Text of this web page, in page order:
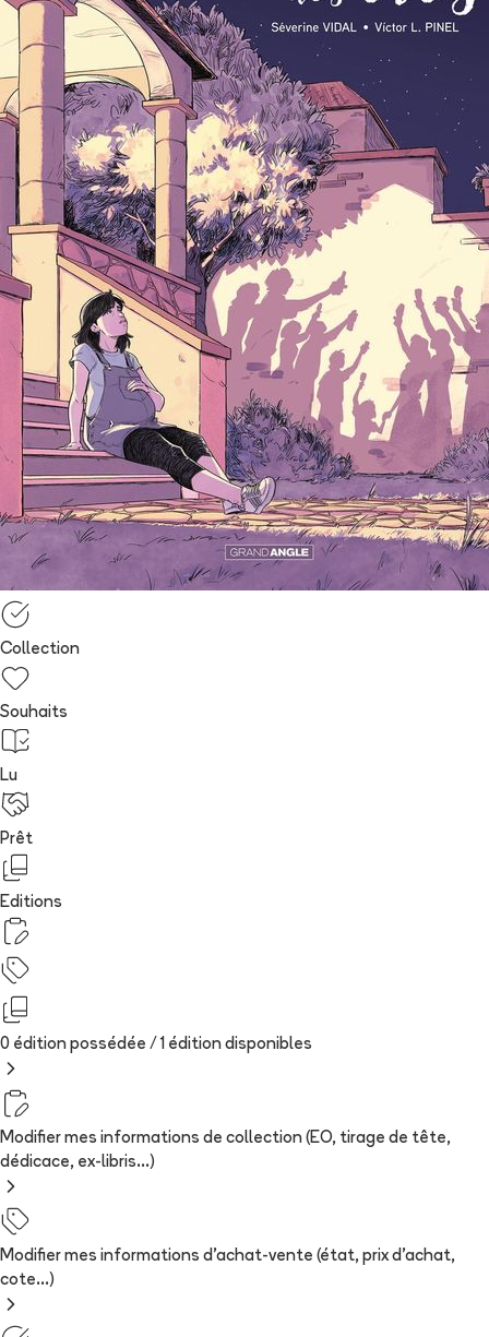
Collection
Souhaits
Lu
Prêt
Editions
0 édition possédée / 1 édition disponibles
Modifier mes informations de collection (EO, tirage de tête,
dédicace, ex-libris...)
Modifier mes informations d'achat-vente (état, prix d'achat,
cote...)